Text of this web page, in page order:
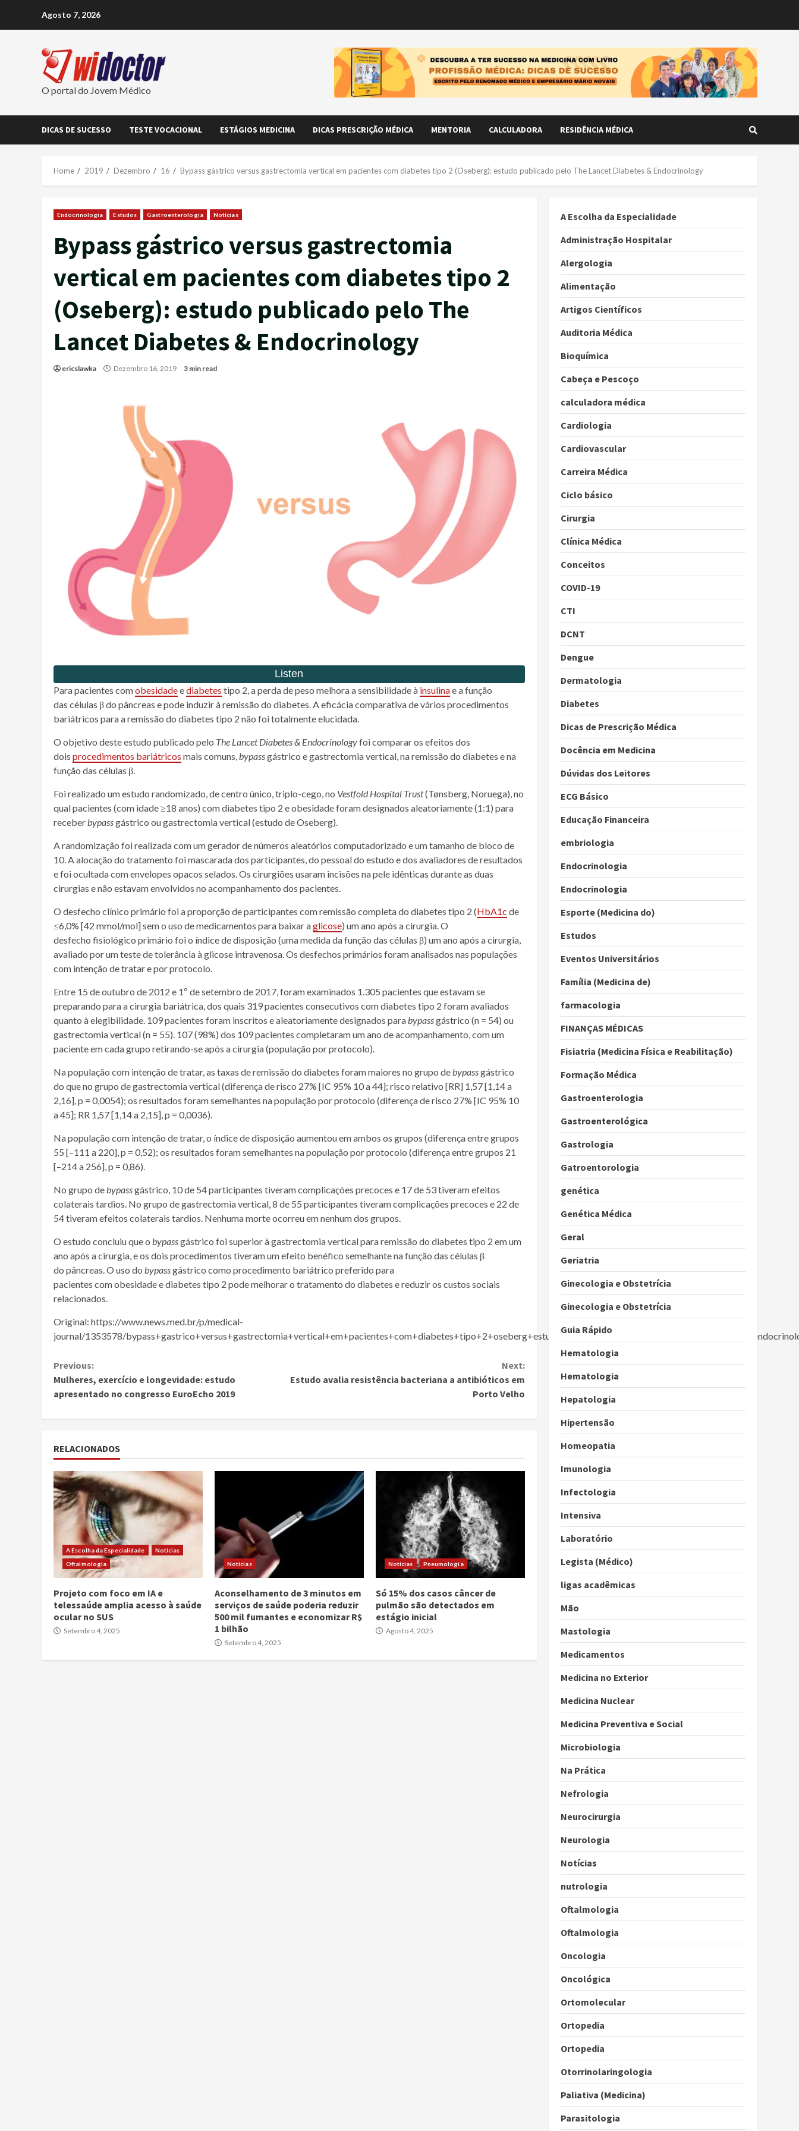
Agosto 7, 2026
O portal do Jovem Médico
DICAS DE SUCESSO TESTE VOCACIONAL ESTÁGIOS MEDICINA DICAS PRESCRIÇÃO MÉDICA MENTORIA CALCULADORA RESIDÊNCIA MÉDICA
Home 2019 Dezembro 16 Bypass gástrico versus gastrectomia vertical em pacientes com diabetes tipo 2 (Oseberg): estudo publicado pelo The Lancet Diabetes & Endocrinology
Endocrinologia Estudos Gastroenterologia Notícias
Bypass gástrico versus gastrectomia
vertical em pacientes com diabetes tipo 2
(Oseberg): estudo publicado pelo The
Lancet Diabetes & Endocrinology
ericslawka Dezembro 16, 2019 3 min read
Para pacientes comobesidadeediabetes tipo 2, a perda de peso melhora a sensibilidade à insulinae a função
das células β do pâncreas e pode induzir à remissão do diabetes . A eficácia comparativa de vários procedimentos
bariátricos para a remissão do diabetes tipo 2 não foi totalmente elucidada.
O objetivo deste estudo publicado pelo The LancetDiabetes& Endocrinologyfoi comparar os efeitos dos
dois procedimentos bariátricos mais comuns, bypassgástrico e gastrectomia vertical, na remissão do diabetes e na
função das células β.
Foi realizado umestudo randomizado , de centro único, triplo-cego, no Vestfold Hospital Trust(Tønsberg, Noruega), no
qual pacientes (com idade ≥18 anos) comdiabetes tipo 2 eobesidadeforam designados aleatoriamente (1:1) para
receber bypassgástrico ou gastrectomia vertical (estudo de Oseberg).
A randomização foi realizada com um gerador de números aleatórios computadorizado e um tamanho de bloco de
10. A alocação do tratamento foi mascarada dos participantes, do pessoal do estudo e dos avaliadores de resultados
e foi ocultada com envelopes opacos selados. Os cirurgiões usaram incisões napele idênticas durante as duas
cirurgias e não estavam envolvidos no acompanhamento dos pacientes.
O desfecho clínico primário foi a proporção de participantes com remissão completa do diabetes tipo 2 (HbA1c de
≤6,0% [42 mmol/mol] sem o uso de medicamentos para baixar aglicose) um ano após a cirurgia. O
desfecho fisiológico primário foi o índice de disposição (uma medida da função das células β) um ano após a cirurgia,
avaliado por um teste de tolerância àglicose intravenosa. Os desfechos primários foram analisados ​​nas populações
com intenção de tratar e por protocolo.
Entre 15 de outubro de 2012 e 1º de setembro de 2017, foram examinados 1.305 pacientes que estavam se
preparando para acirurgia bariátrica , dos quais 319 pacientes consecutivos comdiabetes tipo 2 foram avaliados
quanto à elegibilidade. 109 pacientes foram inscritos e aleatoriamente designados para bypassgástrico (n = 54) ou
gastrectomia vertical (n = 55). 107 (98%) dos 109 pacientes completaram um ano de acompanhamento, com um
paciente em cada grupo retirando-se após a cirurgia (população por protocolo).
Na população com intenção de tratar, as taxas de remissão do diabetes foram maiores no grupo de bypassgástrico
do que no grupo de gastrectomia vertical (diferença de risco 27% [IC 95% 10 a 44]; risco relativo [RR] 1,57 [1,14 a
2,16], p = 0,0054); os resultados foram semelhantes na população por protocolo (diferença de risco 27% [IC 95% 10
a 45]; RR 1,57 [1,14 a 2,15], p = 0,0036).
Na população com intenção de tratar, o índice de disposição aumentou em ambos os grupos (diferença entre grupos
55 [–111 a 220], p = 0,52); os resultados foram semelhantes na população por protocolo (diferença entre grupos 21
[–214 a 256], p = 0,86).
No grupo de bypassgástrico, 10 de 54 participantes tiveram complicações precoces e 17 de 53 tiveramefeitos
colaterais tardios. No grupo de gastrectomia vertical, 8 de 55 participantes tiveram complicações precoces e 22 de
54 tiveramefeitos colaterais tardios. Nenhuma morte ocorreu em nenhum dos grupos.
O estudo concluiu que o bypassgástrico foi superior à gastrectomia vertical para remissão do diabetes tipo 2 em um
ano após a cirurgia, e os dois procedimentos tiveram um efeito benéfico semelhante na função das células β
do pâncreas . O uso do bypassgástrico como procedimento bariátrico preferido para
pacientes comobesidadeediabetes tipo 2 pode melhorar o tratamento do diabetes e reduzir os custos sociais
relacionados.
Original: https://www.news.med.br/p/medical-
journal/1353578/
Continue
Reading
Previous:
Mulheres, exercício e longevidade: estudo
apresentado no congresso EuroEcho 2019
Next:
Estudo avalia resistência bacteriana a antibióticos em
Porto Velho
RELACIONADOS
A Escolha da Especialidade
Notícias
Oftalmologia
Projeto com foco em IA e
telessaúde amplia acesso à saúde
ocular no SUS
Setembro 4, 2025
Notícias
Aconselhamento de 3 minutos em
serviços de saúde poderia reduzir
500 mil fumantes e economizar R$
1 bilhão
Setembro 4, 2025
Notícias Pneumologia
Só 15% dos casos câncer de
pulmão são detectados em
estágio inicial
Agosto 4, 2025
A Escolha da Especialidade
Administração Hospitalar
Alergologia
Alimentação
Artigos Científicos
Auditoria Médica
Bioquímica
Cabeça e Pescoço
calculadora médica
Cardiologia
Cardiovascular
Carreira Médica
Ciclo básico
Cirurgia
Clínica Médica
Conceitos
COVID-19
CTI
DCNT
Dengue
Dermatologia
Diabetes
Dicas de Prescrição Médica
Docência em Medicina
Dúvidas dos Leitores
ECG Básico
Educação Financeira
embriologia
Endocrinologia
Endocrinologia
Esporte (Medicina do)
Estudos
Eventos Universitários
Família (Medicina de)
farmacologia
FINANÇAS MÉDICAS
Fisiatria (Medicina Física e Reabilitação)
Formação Médica
Gastroenterologia
Gastroenterológica
Gastrologia
Gatroentorologia
genética
Genética Médica
Geral
Geriatria
Ginecologia e Obstetrícia
Ginecologia e Obstetrícia
Guia Rápido
Hematologia
Hematologia
Hepatologia
Hipertensão
Homeopatia
Imunologia
Infectologia
Intensiva
Laboratório
Legista (Médico)
ligas acadêmicas
Mão
Mastologia
Medicamentos
Medicina no Exterior
Medicina Nuclear
Medicina Preventiva e Social
Microbiologia
Na Prática
Nefrologia
Neurocirurgia
Neurologia
Notícias
nutrologia
Oftalmologia
Oftalmologia
Oncologia
Oncológica
Ortomolecular
Ortopedia
Ortopedia
Otorrinolaringologia
Paliativa (Medicina)
Parasitologia